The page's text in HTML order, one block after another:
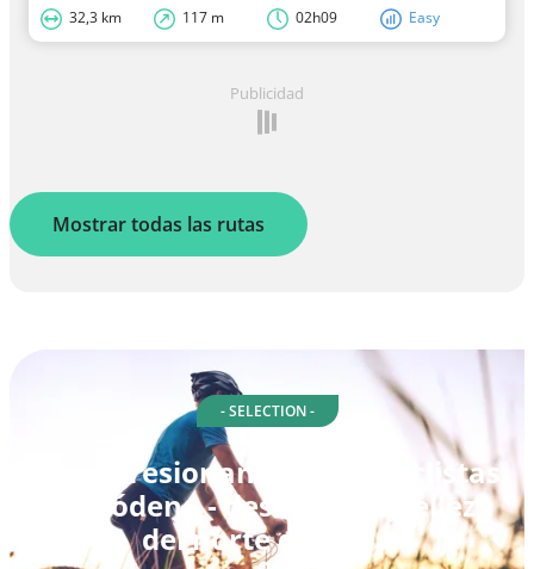
32,3 km 117 m 02h09 Easy
Publicidad
Mostrar todas las rutas
- SELECTION -
10 impresionantes rutas ciclistas
en Módena - descubre la belleza
del norte de Italia